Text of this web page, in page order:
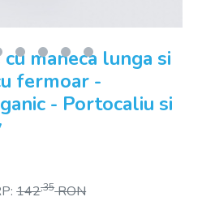
maneca lunga si
fermoar -
- Portocaliu si
142,35 RON